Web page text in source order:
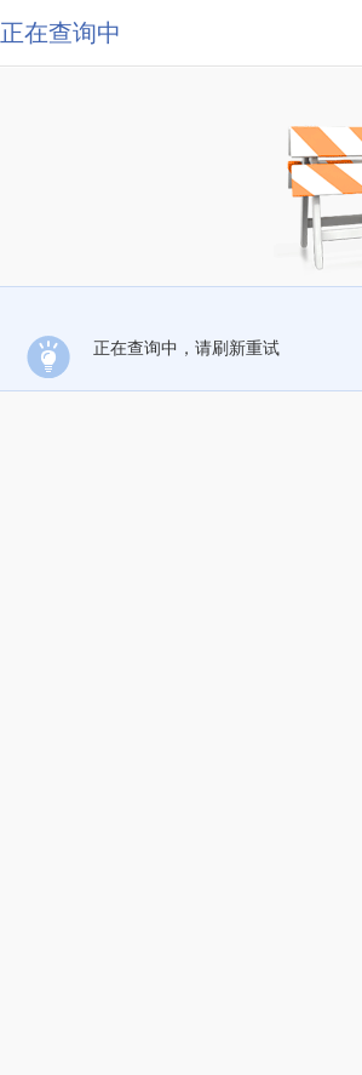
正在查询中
正在查询中，请刷新重试